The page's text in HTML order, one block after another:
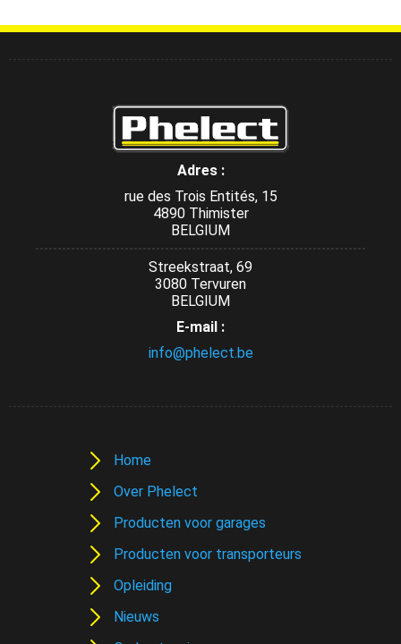
Adres :
rue des Trois Entités, 15
4890 Thimister
BELGIUM
Streekstraat, 69
3080 Tervuren
BELGIUM
E-mail :
info@phelect.be
Home
Over Phelect
Producten voor garages
Producten voor transporteurs
Opleiding
Nieuws